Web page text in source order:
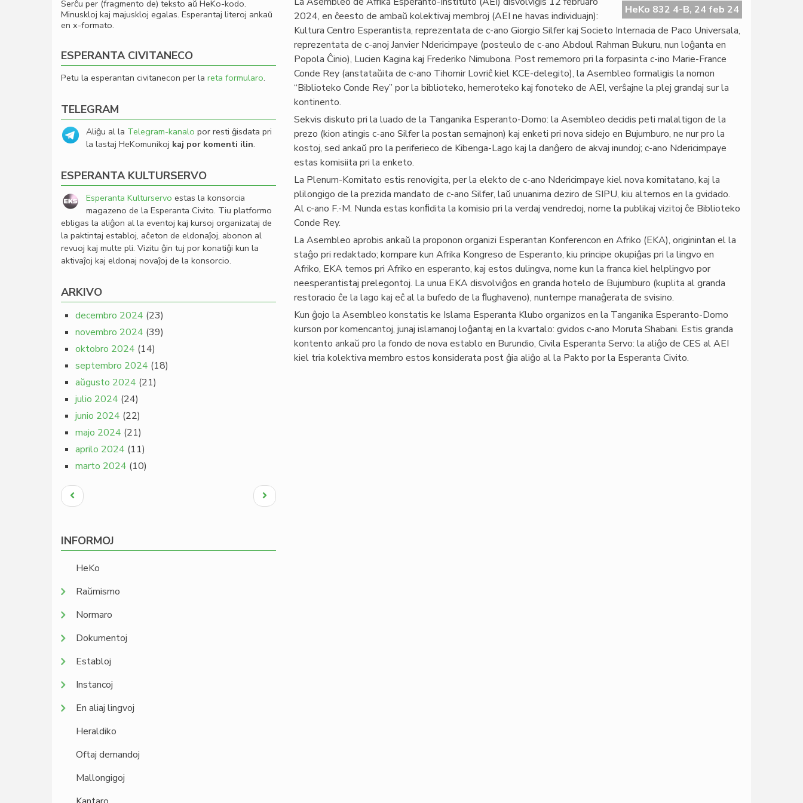
HeKo 832 4-B, 24 feb 24
2024, en ĉeesto de ambaŭ kolektivaj membroj (AEI ne havas individuajn):
Kultura Centro Esperantista, reprezentata de c-ano Giorgio Silfer kaj Societo Internacia de Paco Universala,
reprezentata de c-anoj Janvier Ndericimpaye (posteulo de c-ano Abdoul Rahman Bukuru, nun loĝanta en
Popola Ĉinio), Lucien Kagina kaj Frederiko Nimubona. Post rememoro pri la forpasinta c-ino Marie-France
Conde Rey (anstataŭita de c-ano Tihomir Lovriĉ kiel KCE-delegito), la Asembleo formaligis la nomon
“Biblioteko Conde Rey” por la biblioteko, hemeroteko kaj fonoteko de AEI, verŝajne la plej grandaj sur la
kontinento.
Sekvis diskuto pri la luado de la Tanganika Esperanto-Domo: la Asembleo decidis peti malaltigon de la
prezo (kion atingis c-ano Silfer la postan semajnon) kaj enketi pri nova sidejo en Bujumburo, ne nur pro la
kostoj, sed ankaŭ pro la periferieco de Kibenga-Lago kaj la danĝero de akvaj inundoj; c-ano Ndericimpaye
estas komisiita pri la enketo.
La Plenum-Komitato estis renovigita, per la elekto de c-ano Ndericimpaye kiel nova komitatano, kaj la
plilongigo de la prezida mandato de c-ano Silfer, laŭ unuanima deziro de SIPU, kiu alternos en la gvidado.
Al c-ano F.-M. Nunda estas konﬁdita la komisio pri la verdaj vendredoj, nome la publikaj vizitoj ĉe Biblioteko
Conde Rey.
La Asembleo aprobis ankaŭ la proponon organizi Esperantan Konferencon en Afriko (EKA), originintan el la
staĝo pri redaktado; kompare kun Afrika Kongreso de Esperanto, kiu principe okupiĝas pri la lingvo en
Afriko, EKA temos pri Afriko en esperanto, kaj estos dulingva, nome kun la franca kiel helplingvo por
neesperantistaj prelegontoj. La unua EKA disvolviĝos en granda hotelo de Bujumburo (kuplita al granda
restoracio ĉe la lago kaj eĉ al la bufedo de la ﬂughaveno), nuntempe manaĝerata de svisino.
Kun ĝojo la Asembleo konstatis ke Islama Esperanta Klubo organizos en la Tanganika Esperanto-Domo
kurson por komencantoj, junaj islamanoj loĝantaj en la kvartalo: gvidos c-ano Moruta Shabani. Estis granda
kontento ankaŭ pro la fondo de nova establo en Burundio, Civila Esperanta Servo: la aliĝo de CES al AEI
kiel tria kolektiva membro estos konsiderata post ĝia aliĝo al la Pakto por la Esperanta Civito.
Serĉu per (fragmento de) teksto aŭ HeKo-kodo.
Minuskloj kaj majuskloj egalas. Esperantaj literoj ankaŭ
en x-formato.
ESPERANTA CIVITANECO
Petu la esperantan civitanecon per la reta formularo.
TELEGRAM
Aliĝu al la Telegram-kanalo por resti ĝisdata pri
la lastaj HeKomunikoj kaj por komenti ilin.
ESPERANTA KULTURSERVO
Esperanta Kulturservo estas la konsorcia
magazeno de la Esperanta Civito. Tiu platformo
ebligas la aliĝon al la eventoj kaj kursoj organizataj de
la paktintaj establoj, aĉeton de eldonaĵoj, abonon al
revuoj kaj multe pli. Vizitu ĝin tuj por konatiĝi kun la
aktivaĵoj kaj eldonaj novaĵoj de la konsorcio.
ARKIVO
decembro 2024 (23)
novembro 2024 (39)
oktobro 2024 (14)
septembro 2024 (18)
aŭgusto 2024 (21)
julio 2024 (24)
junio 2024 (22)
majo 2024 (21)
aprilo 2024 (11)
marto 2024 (10)
Pagination
Antaŭa
paĝo
Next
page
INFORMOJ
HeKo
Raŭmismo
Normaro
Dokumentoj
Establoj
Instancoj
En aliaj lingvoj
Heraldiko
Oftaj demandoj
Mallongigoj